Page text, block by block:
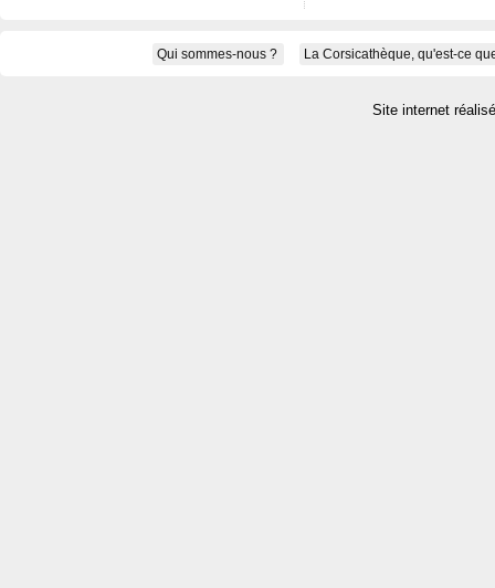
Qui sommes-nous ? La Corsicathèque, qu'est-ce
Site internet